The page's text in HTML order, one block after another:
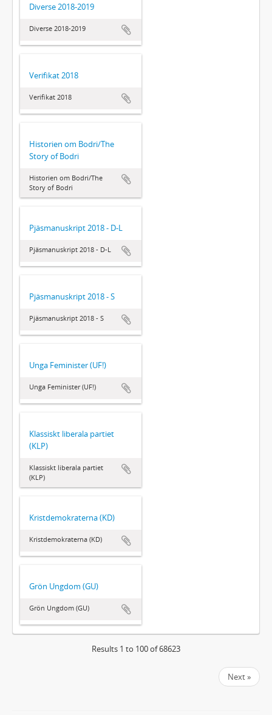
Diverse 2018-2019
Diverse 2018-2019
Verifikat 2018
Verifikat 2018
Historien om Bodri/The
Story of Bodri
Historien om Bodri/The
Story of Bodri
Pjäsmanuskript 2018 - D-L
Pjäsmanuskript 2018 - D-L
Pjäsmanuskript 2018 - S
Pjäsmanuskript 2018 - S
Unga Feminister (UF!)
Unga Feminister (UF!)
Klassiskt liberala partiet
(KLP)
Klassiskt liberala partiet
(KLP)
Kristdemokraterna (KD)
Kristdemokraterna (KD)
Grön Ungdom (GU)
Grön Ungdom (GU)
Results 1 to 100 of 68623
Next »